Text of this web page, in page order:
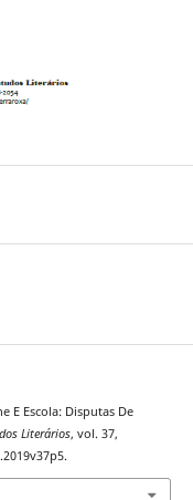
E Escola: Disputas De
Literários, vol. 37,